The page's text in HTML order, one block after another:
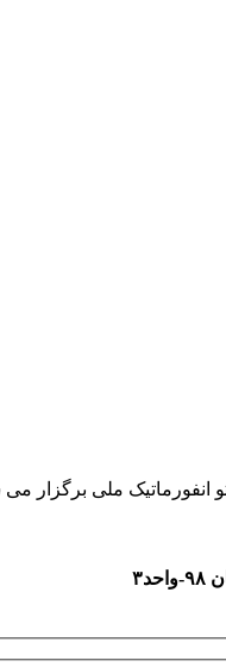
ملی برگزار می